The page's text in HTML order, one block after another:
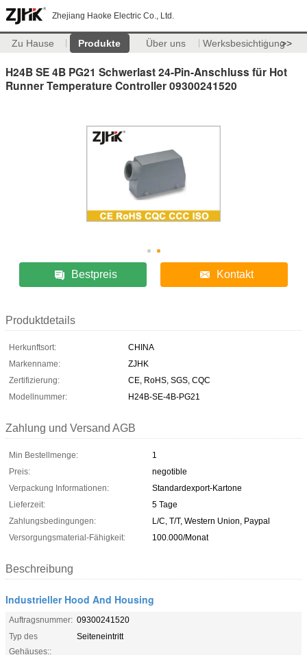
Zhejiang Haoke Electric Co., Ltd.
Zu Hause Produkte Über uns Werksbesichtigung>>
H24B SE 4B PG21 Schwerlast 24-Pin-Anschluss für Hot
Runner Temperature Controller 09300241520
Bestpreis Kontakt
Produktdetails
Herkunftsort:
CHINA
Markenname:
ZJHK
Zertifizierung:
CE, RoHS, SGS, CQC
Modellnummer:
H24B-SE-4B-PG21
Zahlung und Versand AGB
Min Bestellmenge:
1
Preis:
negotible
Verpackung Informationen:
Standardexport-Kartone
Lieferzeit:
5 Tage
Zahlungsbedingungen:
L/C, T/T, Western Union, Paypal
Versorgungsmaterial-Fähigkeit:
100.000/Monat
Beschreibung
Industrieller Hood And Housing
Auftragsnummer: 09300241520
Typ des
Gehäuses::
Seiteneintritt